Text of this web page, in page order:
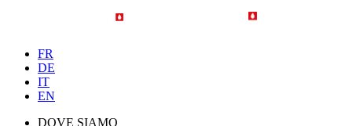
FR
DE
IT
EN
DOVE SIAMO